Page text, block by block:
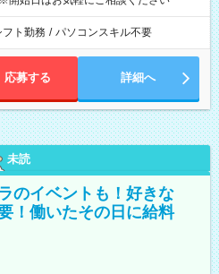
フト勤務 / パソコンスキル不要
応募する 詳細へ
未読
のイベントも！好きな
！働いたその日に給料